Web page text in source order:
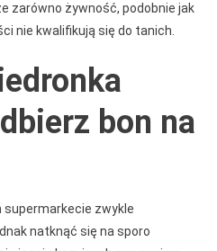
zarówno żywność, podobnie jak
nie kwalifikują się do tanich.
bon na
supermarkecie zwykle
natknąć się na sporo